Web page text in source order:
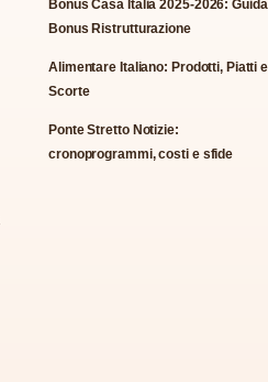
Bonus Casa Italia 2025-2026:
Bonus Ristrutturazione
Alimentare Italiano: Prodotti, Piatti e
Scorte
Ponte Stretto Notizie:
cronoprogrammi, costi e sfide